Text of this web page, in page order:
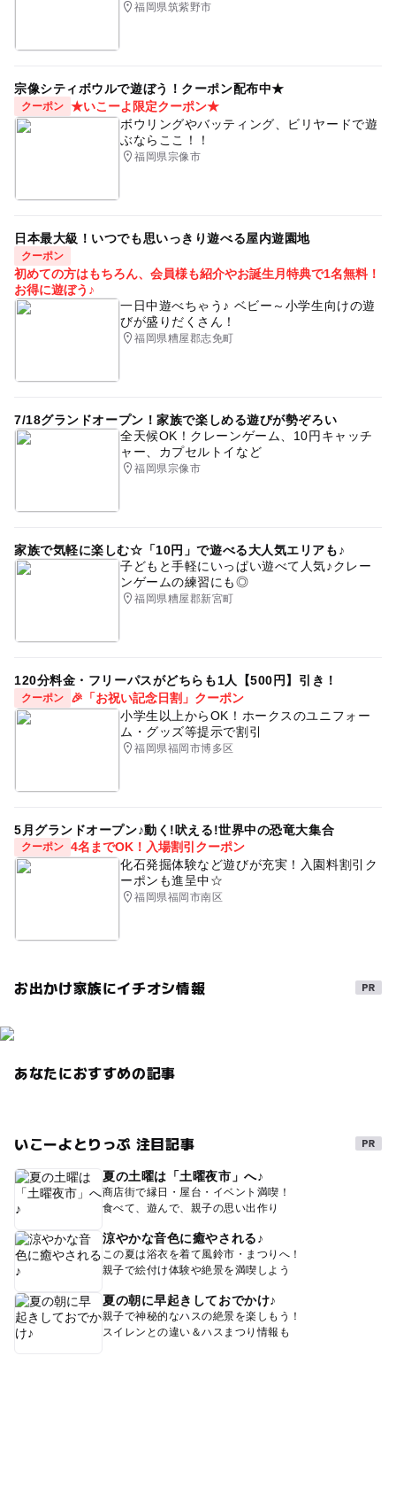
福岡県筑紫野市
宗像シティボウルで遊ぼう！クーポン配布中★
クーポン ★いこーよ限定クーポン★
ボウリングやバッティング、ビリヤードで遊
ぶならここ！！
福岡県宗像市
日本最大級！いつでも思いっきり遊べる屋内遊園地
クーポン
初めての方はもちろん、会員様も紹介やお誕生月特典で1名無料！
お得に遊ぼう♪
一日中遊べちゃう♪ ベビー～小学生向けの遊
びが盛りだくさん！
福岡県糟屋郡志免町
7/18グランドオープン！家族で楽しめる遊びが勢ぞろい
全天候OK！クレーンゲーム、10円キャッチ
ャー、カプセルトイなど
福岡県宗像市
家族で気軽に楽しむ☆「10円」で遊べる大人気エリアも♪
子どもと手軽にいっぱい遊べて人気♪クレー
ンゲームの練習にも◎
福岡県糟屋郡新宮町
120分料金・フリーパスがどちらも1人【500円】引き！
クーポン
🎉「お祝い記念日割」クーポン
小学生以上からOK！ホークスのユニフォー
ム・グッズ等提示で割引
福岡県福岡市博多区
5月グランドオープン♪動く!吠える!世界中の恐竜大集合
クーポン 4名までOK！入場割引クーポン
化石発掘体験など遊びが充実！入園料割引ク
ーポンも進呈中☆
福岡県福岡市南区
お出かけ家族にイチオシ情報
あなたにおすすめの記事
いこーよとりっぷ 注目記事
夏の土曜は「土曜夜市」へ♪
商店街で縁日・屋台・イベント満喫！
食べて、遊んで、親子の思い出作り
涼やかな音色に癒やされる♪
この夏は浴衣を着て風鈴市・まつりへ！
親子で絵付け体験や絶景を満喫しよう
夏の朝に早起きしておでかけ♪
親子で神秘的なハスの絶景を楽しもう！
スイレンとの違い＆ハスまつり情報も